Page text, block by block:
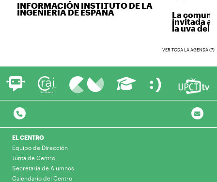
INFORMACIÓN INSTITUTO DE LA
INGENIERÍA DE ESPAÑA La
invitada a
la uva del
VER TODA LA AGENDA (7)
EL CENTRO
Equipo de Dirección
Junta de Centro
Secretaría de Alumnos
Calendario del Centro